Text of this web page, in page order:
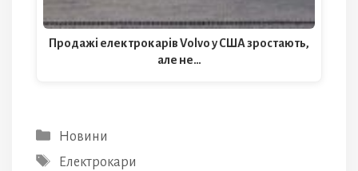
Продажі електрокарів Volvo у США зростають,
але не…
Категорії
Новини
Позначки
Електрокари